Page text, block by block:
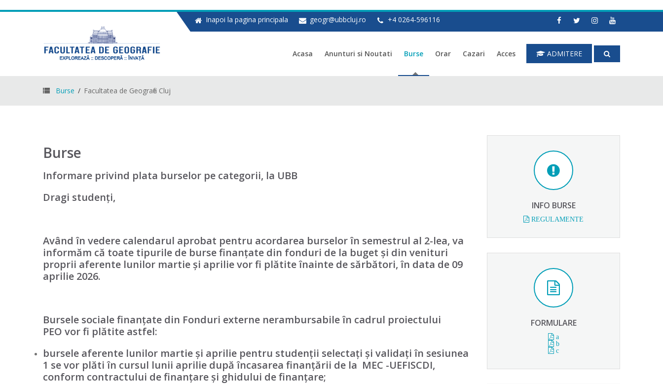
Inapoi la pagina principala geogr@ubbcluj.ro +4 0264-596116
ADMITERE
Acasa Anunturi si Noutati Burse Orar Cazari Acces
Burse Facultatea de Geografie Cluj
Burse
Informare privind plata burselor pe categorii, la UBB
Dragi studenți,
Având în vedere calendarul aprobat pentru acordarea burselor în semestrul al 2-lea, va
informăm că toate tipurile de burse finanțate din fonduri de la buget și din venituri
proprii aferente lunilor martie și aprilie vor fi plătite înainte de sărbători, în data de 09
aprilie 2026.
Bursele sociale finanțate din Fonduri externe nerambursabile în cadrul proiectului
PEO vor fi plătite astfel:
bursele aferente lunilor martie și aprilie pentru studenții selectați și validați în sesiunea
1 se vor plăti în cursul lunii aprilie după încasarea finanțării de la MEC -UEFISCDI,
conform contractului de finanțare și ghidului de finanțare;
INFO BURSE
REGULAMENTE
FORMULARE
a
b
c